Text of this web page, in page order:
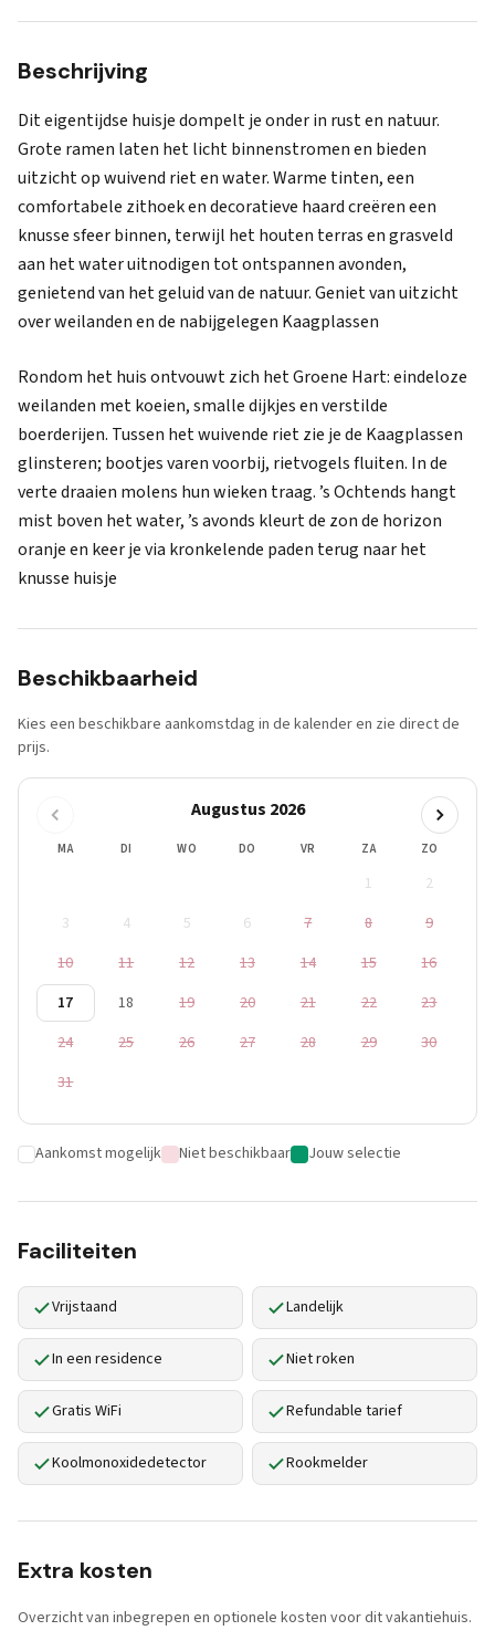
Beschrijving
Dit eigentijdse huisje dompelt je onder in rust en natuur.
Grote ramen laten het licht binnenstromen en bieden
uitzicht op wuivend riet en water. Warme tinten, een
comfortabele zithoek en decoratieve haard creëren een
knusse sfeer binnen, terwijl het houten terras en grasveld
aan het water uitnodigen tot ontspannen avonden,
genietend van het geluid van de natuur. Geniet van uitzicht
over weilanden en de nabijgelegen Kaagplassen
Rondom het huis ontvouwt zich het Groene Hart: eindeloze
weilanden met koeien, smalle dijkjes en verstilde
boerderijen. Tussen het wuivende riet zie je de Kaagplassen
glinsteren; bootjes varen voorbij, rietvogels fluiten. In de
verte draaien molens hun wieken traag. ’s Ochtends hangt
mist boven het water, ’s avonds kleurt de zon de horizon
oranje en keer je via kronkelende paden terug naar het
knusse huisje
Beschikbaarheid
Kies een beschikbare aankomstdag in de kalender en zie direct de
prijs.
Augustus 2026
MA DI WO DO VR ZA ZO
1
2
3
4 5 6 7 8
9
10
11 12 13 14 15
16
17
18 19 20 21 22
23
24
25 26 27 28 29
30
31
Aankomst mogelijk Niet beschikbaar Jouw selectie
Faciliteiten
Vrijstaand Landelijk
In een residence Niet roken
Gratis WiFi Refundable tarief
Koolmonoxidedetector Rookmelder
Extra kosten
Overzicht van inbegrepen en optionele kosten voor dit vakantiehuis.